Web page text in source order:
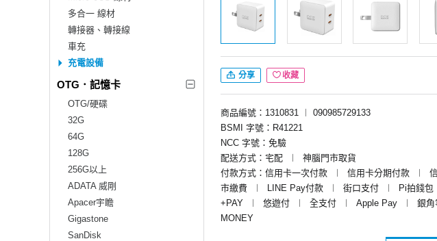
多合一 線材
轉接器、轉接線
車充
充電設備
OTG．記憶卡
OTG/硬碟
32G
64G
128G
256G以上
ADATA 威剛
Apacer宇瞻
Gigastone
SanDisk
分享 收藏
商品編號：1310831 ︱
090985729133
BSMI 字號：R41221
NCC 字號：免驗
配送方式：宅配
︱
神腦門市取貨
付款方式：信用卡一次付款
︱ 信用卡分期付款 ︱
市繳費
︱ LINE Pay付款 ︱ 街口支付 ︱ Pi拍錢包
+PAY
︱ 悠遊付 ︱ 全支付 ︱ Apple Pay ︱ 銀角
MONEY